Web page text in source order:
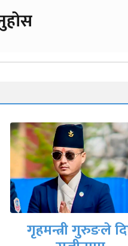
बाढीपहिरोका
देशका प्रमुख